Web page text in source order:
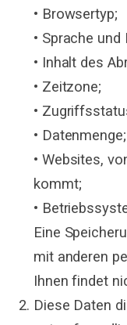
• Browsertyp;
• Sprache
• Inhalt des
• Zeitzone;
•
• Datenmenge;
• Websites,
kommt;
•
Eine
mit anderen
Ihnen findet
Diese Daten